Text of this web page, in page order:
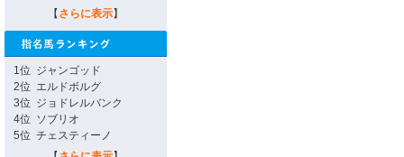
【 さらに表示】
1位 ジャンゴッド
2位 エルドボルグ
3位 ジョドレルバンク
4位 ソブリオ
5位 チェスティーノ